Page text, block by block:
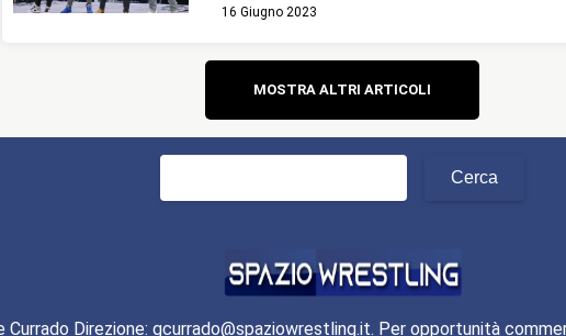
16 Giugno 2023
Navigazione
articoli
MOSTRA ALTRI ARTICOLI
Ricerca
Direzione: gcurrado@spaziowrestling.it. Per opportunità